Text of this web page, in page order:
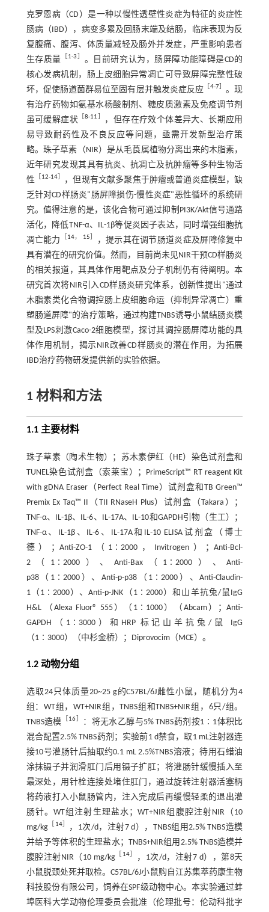
克罗恩病（CD）是一种以慢性透壁性炎症为特征的炎症性
肠病（IBD），病变多累及回肠末端及结肠，临床表现为反
复腹痛、腹泻、体质量减轻及肠外并发症，严重影响患者
生存质量 ［1-3］ 。目前研究认为，肠屏障功能障碍是CD的
核心发病机制，肠上皮细胞异常凋亡可导致屏障完整性破
坏，促使肠道菌群易位至固有层并触发炎症反应 ［4-7］ 。现
有治疗药物如氨基水杨酸制剂、糖皮质激素及免疫调节剂
虽可缓解症状 ［8-11］
，但存在疗效个体差异大、长期应用
易导致耐药性及不良反应等问题，亟需开发新型治疗策
略。珠子草素（NIR）是从毛莨属植物分离出来的木脂素，
近年研究发现其具有抗炎、抗凋亡及抗肿瘤等多种生物活
性 ［12-14］
，但现有文献多聚焦于肿瘤或普通炎症模型，缺
乏针对CD样肠炎"肠屏障损伤-慢性炎症"恶性循环的系统研
究。值得注意的是，该化合物可通过抑制PI3K/Akt信号通路
活化，降低TNF-α、IL-1β等促炎因子表达，同时增强细胞抗
凋亡能力
［14， 15］
，提示其在调节肠道炎症及屏障修复中
具有潜在的研究价值。然而，目前尚未见NIR干预CD样肠炎
的相关报道，其具体作用靶点及分子机制仍有待阐明。本
研究首次将NIR引入CD样肠炎研究体系，创新性提出"通过
木脂素类化合物调控肠上皮细胞命运（抑制异常凋亡）重
塑肠道屏障"的治疗策略，通过构建TNBS诱导小鼠结肠炎模
型及LPS刺激Caco-2细胞模型，探讨其调控肠屏障功能的具
体作用机制，揭示NIR改善CD样肠炎的潜在作用，为拓展
IBD治疗药物研发提供新的实验依据。
1 材料和方法
1.1 主要材料
珠子草素（陶术生物）；苏木素伊红（HE）染色试剂盒和
TUNEL染色试剂盒（索莱宝）；PrimeScript™ RT reagent Kit
with gDNA Eraser（Perfect Real Time）试剂盒和TB Green™
Premix Ex Taq™ II（TII RNaseH Plus）试剂盒（Takara）；
TNF-α、IL-1β、IL-6、IL-17A、IL-10和GAPDH引物（生工）；
TNF-α、IL-1β、IL-6、IL-17A和IL-10 ELISA试剂盒（博士
德）；Anti-ZO-1（1∶2000，Invitrogen）；Anti-Bcl-
2（1∶2000）、Anti-Bax（1∶2000）、Anti-
p38（1∶2000）、Anti-p-p38（1∶2000）、Anti-Claudin-
1（1∶2000）、Anti-p-JNK（1∶2000）和山羊抗兔/鼠IgG
H&L （Alexa Fluor® 555）（1∶1000）（Abcam）；Anti-
GAPDH（1∶3000）和HRP 标记山羊抗兔/鼠 IgG
（1∶3000）（中杉金桥）；Diprovocim（MCE）。
1.2 动物分组
选取24只体质量20~25 g的C57BL/6J雌性小鼠，随机分为4
组：WT组，WT+NIR组，TNBS组和TNBS+NIR组，6只/组。
TNBS造模 ［16］
：将无水乙醇与5% TNBS药剂按1∶1体积比
混合配置2.5% TNBS药剂；实验前1 d禁食，取1 mL注射器连
接10号灌肠针后抽取约0.1 mL 2.5%TNBS溶液；待用石蜡油
涂抹镊子并润滑肛门后用镊子扩肛；将灌肠针缓慢插入至
最深处，用针栓连接处堵住肛门，通过旋转注射器活塞柄
将药液打入小鼠肠管内，注入完成后再缓慢轻柔的退出灌
肠针。WT组注射生理盐水；WT+NIR组腹腔注射NIR（10
mg/kg［ 14］
，1次/d，注射7 d），TNBS组用2.5% TNBS造模
并给予等体积的生理盐水；TNBS+NIR组用2.5% TNBS造模并
腹腔注射NIR（10 mg/kg［ 14］
，1次/d，注射7 d），第8天
小鼠脱颈处死并取检。C57BL/6J小鼠购自江苏集萃药康生物
科技股份有限公司，饲养在SPF级动物中心。本实验通过蚌
埠医科大学动物伦理委员会批准（伦理批号：伦动科批字